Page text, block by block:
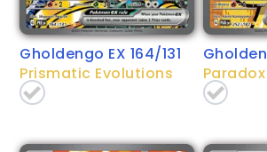
Gholdengo EX 164/131
Prismatic Evolutions